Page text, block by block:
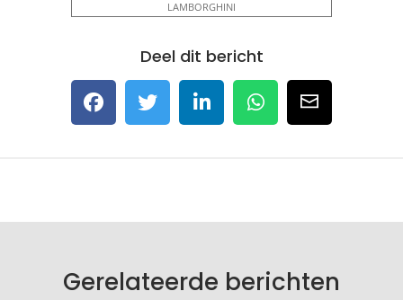
LAMBORGHINI
Deel dit bericht
Gerelateerde berichten